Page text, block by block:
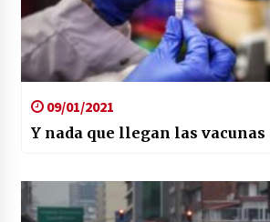
09/01/2021
Y nada que llegan las vacunas